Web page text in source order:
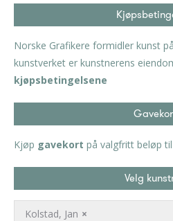
Norske Grafikere formidler kunst
kunstverket er kunstnerens
kjøpsbetingelsene
Kjøp gavekort på valgfritt beløp
Velg
×
Kolstad, Jan